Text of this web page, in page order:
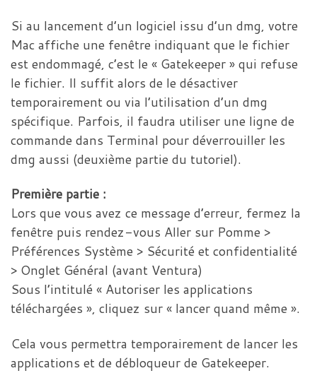
Si au lancement d’un logiciel issu d’un dmg, votre
Mac affiche une fenêtre indiquant que le fichier
est endommagé, c’est le « Gatekeeper » qui refuse
le fichier. Il suffit alors de le désactiver
temporairement ou via l’utilisation d’un dmg
spécifique. Parfois, il faudra utiliser une ligne de
commande dans Terminal pour déverrouiller les
dmg aussi (deuxième partie du tutoriel).
Première partie :
Lors que vous avez ce message d’erreur, fermez la
fenêtre puis rendez-vous Aller sur Pomme >
Préférences Système > Sécurité et confidentialité
> Onglet Général (avant Ventura)
Sous l’intitulé « Autoriser les applications
téléchargées », cliquez sur « lancer quand même ».
Cela vous permettra temporairement de lancer les
applications et de débloqueur de Gatekeeper.